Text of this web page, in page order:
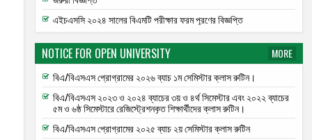
এইচএসসি ২০২৪ সালের বিএমটি পরীক্ষার ফরম পূরণের বিজ্ঞপ্তি
NOTICE FOR OPEN UNIVERSITY
MORE
বিএ/বিএসএস প্রোগ্রামের ২০২৬ ব্যাচ ১ম সেমিস্টার ক্লাস রুটিন।
বিএ/বিএসএস ২০২৩ ও ২০২৪ ব্যাচের ৩য় ও ৪র্থ সিমেস্টার এবং ২০২২ ব্যাচের
৫ম ও ৬ষ্ঠ সিমেস্টারে রেজিস্ট্রেশনকৃত শিক্ষার্থীদের ক্লাস রুটিন।
বিএ/বিএসএস প্রোগ্রামের ২০২৫ ব্যাচ ২য় সেমিস্টার ক্লাস রুটিন